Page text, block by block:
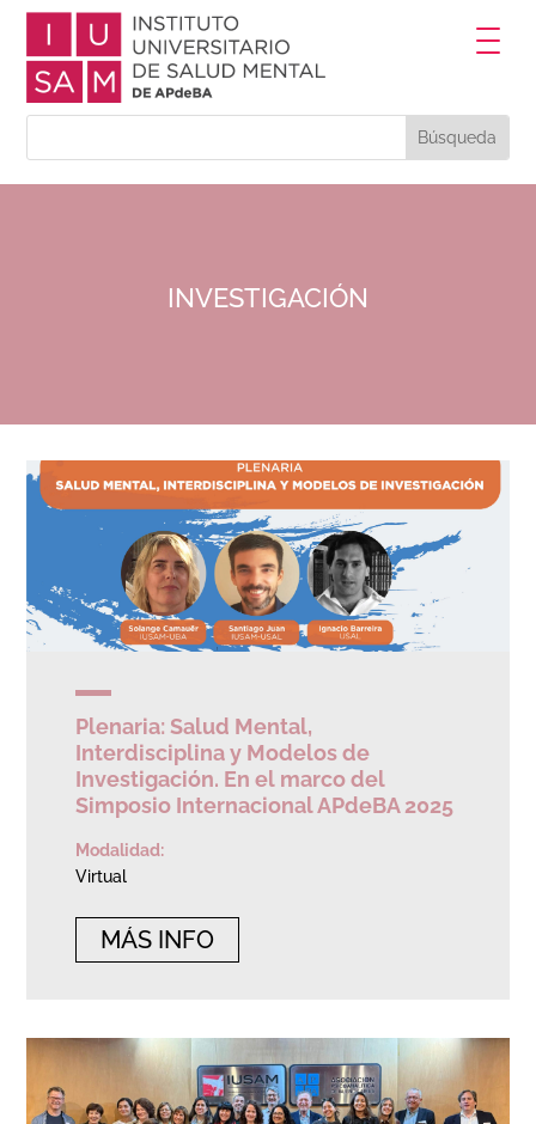
INVESTIGACIÓN
Plenaria: Salud Mental,
Interdisciplina y Modelos de
Investigación. En el marco del
Simposio Internacional APdeBA 2025
Modalidad:
Virtual
MÁS INFO